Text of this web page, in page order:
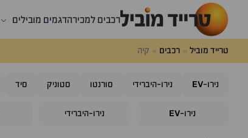
רכבים למכירהדגמים מובילים
טרייד מוביל רכבים קיה
נירו-EV נירו-היברידי סורנטו סטוניק סיד
נירו-EV נירו-היברידי